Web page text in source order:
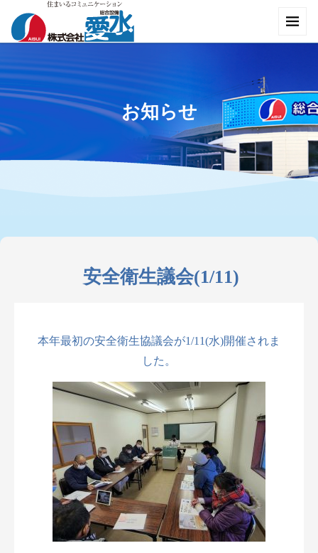
お知らせ
安全衛生議会(1/11)
本年最初の安全衛生協議会が1/11(水)開催されま
した。